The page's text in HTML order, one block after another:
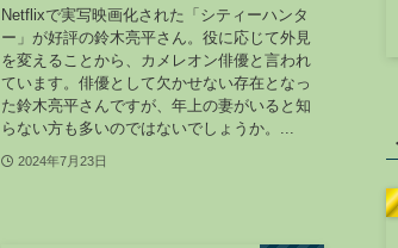
Netflixで実写映画化された「シティーハンタ
ー」が好評の鈴木亮平さん。役に応じて外見
を変えることから、カメレオン俳優と言われ
ています。俳優として欠かせない存在となっ
た鈴木亮平さんですが、年上の妻がいると知
らない方も多いのではないでしょうか。...
2024年7月23日